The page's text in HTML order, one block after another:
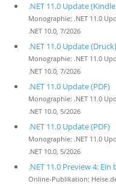
.NET 11.0 Update
Monographie: .NET 11.0
.NET 10.0, 7/2026
.NET 11.0 Update (Druck)
Monographie: .NET 11.0
.NET 10.0, 7/2026
.NET 11.0 Update (PDF)
Monographie: .NET 11.0
.NET 10.0, 5/2026
.NET 11.0 Update (PDF)
Monographie: .NET 11.0
.NET 10.0, 5/2026
.NET 11.0 Preview 4:
Online-Publikation: